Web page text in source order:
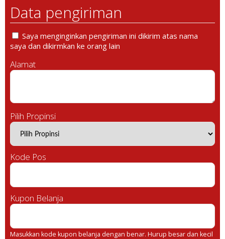
Data pengiriman
Saya menginginkan pengiriman ini dikirim atas nama
saya dan dikirmkan ke orang lain
Alamat
Pilih Propinsi
Kode Pos
Kupon Belanja
Masukkan kode kupon belanja dengan benar. Hurup besar dan kecil